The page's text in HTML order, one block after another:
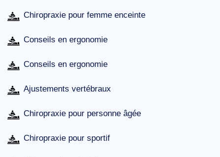
Chiropraxie pour femme enceinte
Conseils en ergonomie
Conseils en ergonomie
Ajustements vertébraux
Chiropraxie pour personne âgée
Chiropraxie pour sportif